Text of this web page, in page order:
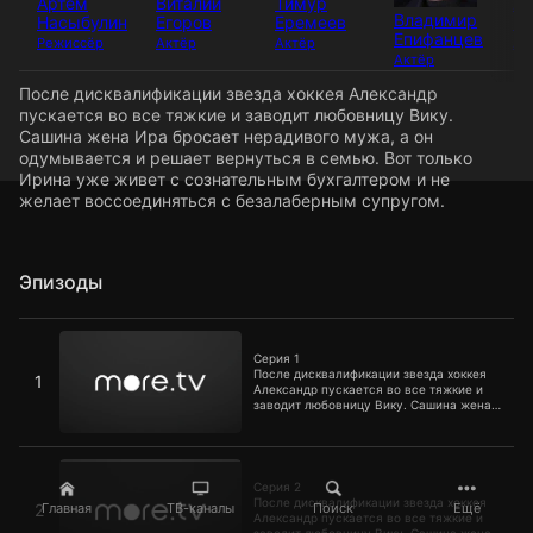
Главная ТВ-каналы Поиск Ещё
Насыбулин
Режиссёр
Егоров
Актёр
Еремеев
Актёр
Владимир
Епифанцев
Актёр
После дисквалификации звезда хоккея Александр
пускается во все тяжкие и заводит любовницу Вику.
Сашина жена Ира бросает нерадивого мужа, а он
одумывается и решает вернуться в семью. Вот только
Ирина уже живет с сознательным бухгалтером и не
желает воссоединяться с безалаберным супругом.
Эпизоды
1
Серия 1
После дисквалификации звезда хоккея
Александр пускается во все тяжкие и
заводит любовницу Вику. Сашина жена
семью. Вот только Ирина уже живет с
воссоединяться с безалаберным
супругом.
Серия 1
2
Серия 2
После дисквалификации звезда хоккея
Александр пускается во все тяжкие и
Серия 2